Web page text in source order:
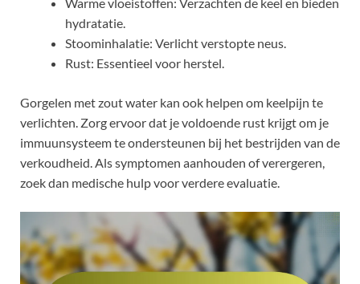
hydratatie.
Stoominhalatie: Verlicht verstopte neus.
Rust: Essentieel voor herstel.
Gorgelen met zout water kan ook helpen om keelpijn te
verlichten. Zorg ervoor dat je voldoende rust krijgt om je
immuunsysteem te ondersteunen bij het bestrijden van de
verkoudheid. Als symptomen aanhouden of verergeren,
zoek dan medische hulp voor verdere evaluatie.